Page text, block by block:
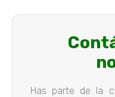
Has parte de la